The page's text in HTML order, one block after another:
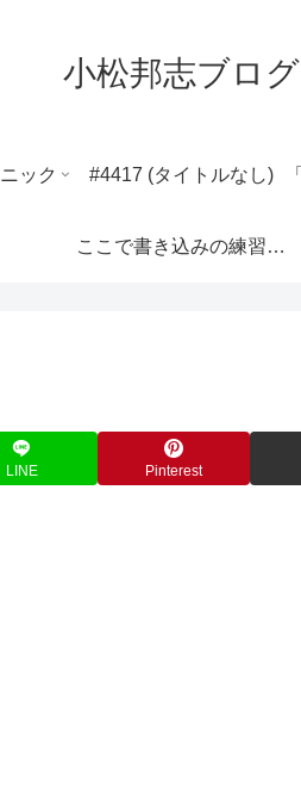
小松邦志ブログ
ック #4417 (タイトルなし)
ここで書き込みの練習ができます。
LINE Pinterest